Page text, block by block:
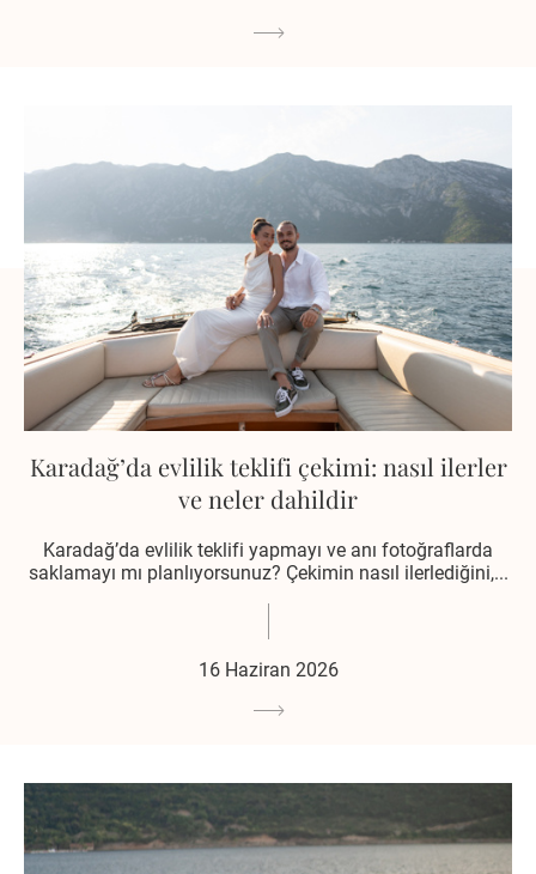
Karadağ’da evlilik teklifi çekimi: nasıl ilerler
ve neler dahildir
Karadağ’da evlilik teklifi yapmayı ve anı fotoğraflarda
saklamayı mı planlıyorsunuz? Çekimin nasıl ilerlediğini,...
16 Haziran 2026